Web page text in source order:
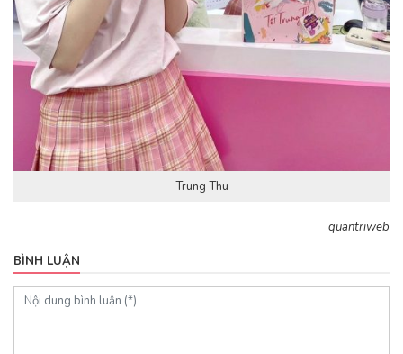
Trung Thu
quantriweb
BÌNH LUẬN